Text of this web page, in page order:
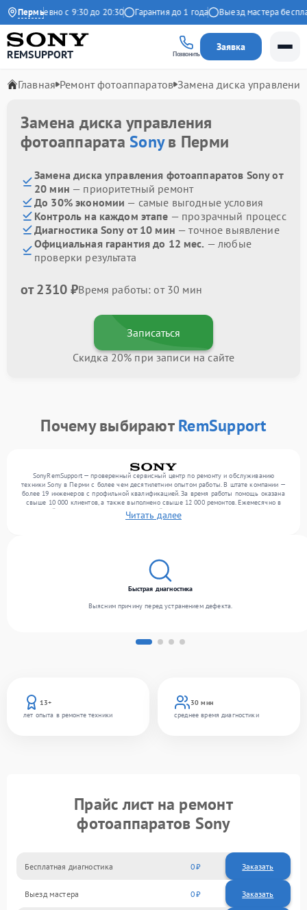
Пермь
Ежедневно с 9:30 до 20:30 Гарантия до 1 года Выезд мастера
REMSUPPORT Позвонить
Заявка
Главная Ремонт фотоаппаратов Замена диска управления
Замена диска управления
фотоаппаратаSonyв Перми
Замена диска управления фотоаппаратов Sony от
20 мин — приоритетный ремонт
До 30% экономии — самые выгодные условия
Контроль на каждом этапе — прозрачный процесс
Диагностика Sony от 10 мин — точное выявление
Официальная гарантия до 12 мес. — любые
проверки результата
от 2310 ₽Время работы: от 30 мин
Записаться
Скидка 20% при записи на сайте
Почему выбираютRemSupport
SonyRemSupport — проверенный сервисный центр по ремонту и обслуживанию
техники Sony в Перми с более чем десятилетним опытом работы. В штате компании —
более 19 инженеров с профильной квалификацией. За время работы помощь оказана
свыше 10 000 клиентов, а также выполнено свыше 12 000 ремонтов. Ежемесячно в
сервисный центр поступает более 300 устройств, включая , , . Мы устраняем поломки
любой сложности и предлагаем стабильный уровень сервиса благодаря опыту
Читать далее
13+
лет опыта в ремонте техники
30 мин
среднее время диагностики
Быстрая диагностика
Выясним причину перед устранением дефекта.
Прайс лист на ремонт
фотоаппаратов Sony
Бесплатная диагностика 0 Заказать
Выезд мастера 0 Заказать